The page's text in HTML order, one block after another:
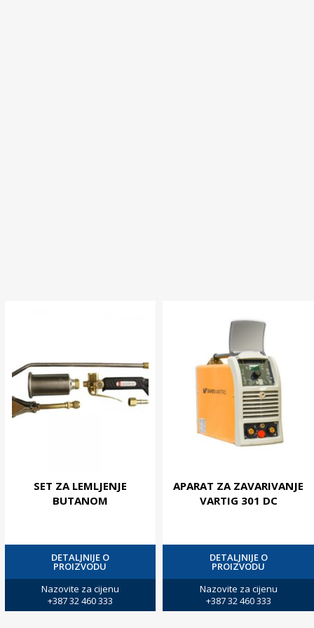
SET ZA LEMLJENJE
BUTANOM
DETALJNIJE O
PROIZVODU
Nazovite za cijenu
+387 32 460 333
APARAT ZA ZAVARIVANJE
VARTIG 301 DC
DETALJNIJE O
PROIZVODU
Nazovite za cijenu
+387 32 460 333